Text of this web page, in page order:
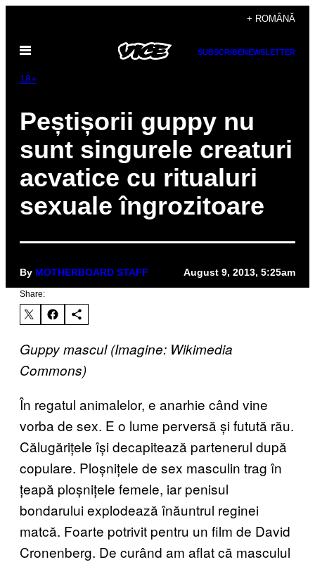
content
+ ROMÂNĂ
Open
SUBSCRIBENEWSLETTER
18+
Peștișorii guppy nu
sunt singurele creaturi
acvatice cu ritualuri
sexuale îngrozitoare
By MOTHERBOARD STAFF August 9, 2013, 5:25am
Share:
Guppy mascul (Imagine: Wikimedia
Commons)
În regatul animalelor, e anarhie când vine
vorba de sex. E o lume perversă și futută rău.
Călugărițele își decapitează partenerul după
copulare. Ploșnițele de sex masculin trag în
țeapă ploșnițele femele, iar penisul
bondarului explodează înăuntrul reginei
matcă. Foarte potrivit pentru un film de David
Cronenberg. De curând am aflat că masculul